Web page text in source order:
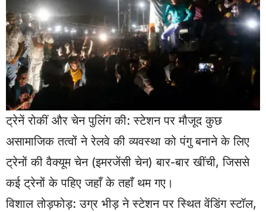
ट्रेनें रोकीं और चेन पुलिंग की: स्टेशन पर मौजूद कुछ
असामाजिक तत्वों ने रेलवे की व्यवस्था को पंगु बनाने के लिए
ट्रेनों की वैक्यूम चेन (इमरजेंसी चेन) बार-बार खींची, जिससे
कई ट्रेनों के पहिए जहाँ के तहाँ थम गए।
विशाल तोड़फोड़: उग्र भीड़ ने स्टेशन पर स्थित वेंडिंग स्टॉल,